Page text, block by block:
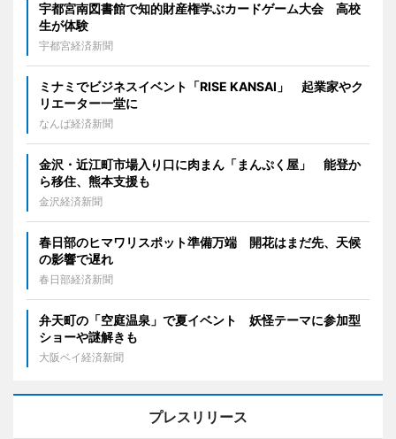
宇都宮南図書館で知的財産権学ぶカードゲーム大会 高校
生が体験
宇都宮経済新聞
ミナミでビジネスイベント「RISE KANSAI」 起業家やク
リエーター一堂に
なんば経済新聞
金沢・近江町市場入り口に肉まん「まんぷく屋」 能登か
ら移住、熊本支援も
金沢経済新聞
春日部のヒマワリスポット準備万端 開花はまだ先、天候
の影響で遅れ
春日部経済新聞
弁天町の「空庭温泉」で夏イベント 妖怪テーマに参加型
ショーや謎解きも
大阪ベイ経済新聞
プレスリリース